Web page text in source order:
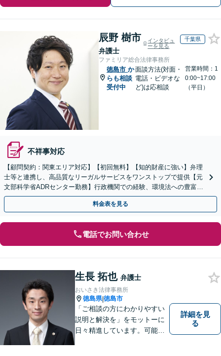
辰野 樹市
弁護士
インタビュ
ーを見る
千葉県
ファミリア総合法律事務所
徳島市 か
らも相談
受付中
面談方法(対面・
電話・ビデオな
ど)は応相談
営業時間：1
0:00~17:00
（平日）
不祥事対応
【顧問契約：関東エリア対応】【初回無料】【知的財産に強い】弁理
士等と連携し、高品質なリーガルサービスをワンストップで提供【元
文部科学省ADRセンター勤務】行政機関での経験、環境法への豊富な
知識を活かし、事業者さまの抱える問題を解決へ導きます
料金表を見る
電話でお問い合わせ
生長 拓也 弁護士
おいさき法律事務所
徳島県|徳島市
「ご相談の方にわかりやすい
説明と解決を」をモットーに
日々精進しています。可能な
詳細を見
る